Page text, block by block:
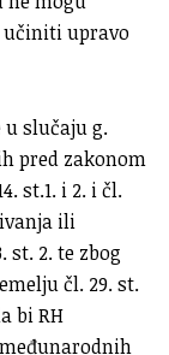
učiniti upravo
u slučaju g.
pred zakonom
st.1. i 2. i čl.
ili
st. 2. te zbog
čl. 29. st.
bi RH